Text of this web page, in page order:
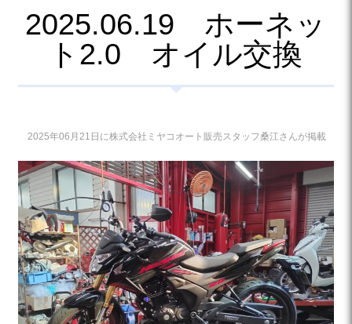
2025.06.19 ホーネッ
ト2.0 オイル交換
2025年06月21日に株式会社ミヤコオート販売スタッフ桑江さんが掲載